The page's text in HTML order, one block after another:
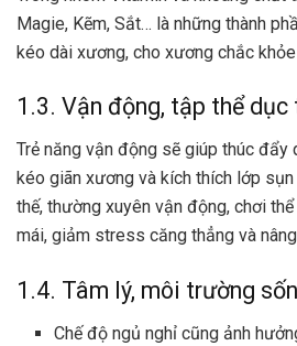
Magie, Kẽm, Sắt… là những thành
kéo dài xương, cho xương chắc
1.3. Vận động, tập thể dục
Trẻ năng vận động sẽ giúp thúc đẩy
kéo giãn xương và kích thích lớp
thế, thường xuyên vận động, chơi
mái, giảm stress căng thẳng và
1.4. Tâm lý, môi trường
Chế độ ngủ nghỉ cũng ảnh